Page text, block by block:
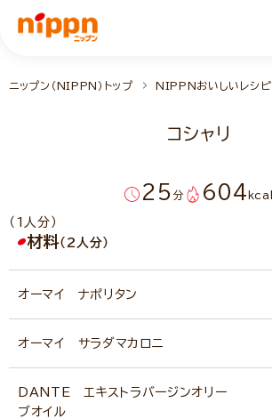
ニップン（NIPPN）トップ NIPPNおいしいレシピ
コシャリ
25 分 604 kcal
（1人分）
材料（2人分）
オーマイ ナポリタン
オーマイ サラダマカロニ
DANTE エキストラバージンオリー
ブオイル